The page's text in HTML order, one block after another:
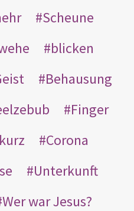
Scheune
blicken
Behausung
Finger
kurz
Corona
Unterkunft
Wer war Jesus?